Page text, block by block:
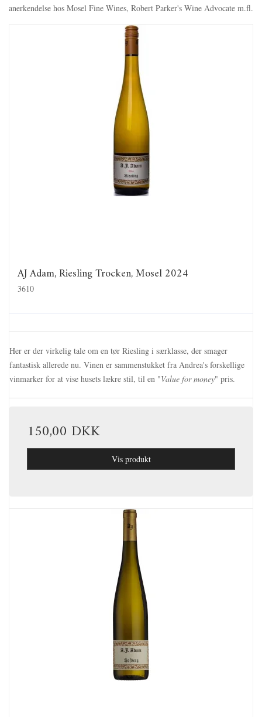
anerkendelse hos Mosel Fine Wines, Robert Parker's Wine Advocate m.fl.
AJ Adam, Riesling Trocken, Mosel 2024
3610
Her er der virkelig tale om en tør Riesling i særklasse, der smager
fantastisk allerede nu. Vinen er sammenstukket fra Andrea's forskellige
vinmarker for at vise husets lækre stil, til en "Value for money" pris.
150,00 DKK
Vis produkt